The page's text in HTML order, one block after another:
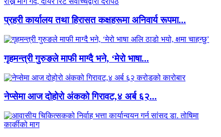
प्रहरी कार्यालय तथा हिरासत कक्षहरूमा अनिवार्य रूपमा...
गृहमन्त्री गुरुङले माफी माग्दै भने, ‘मेरो भाषा...
नेप्सेमा आज दोहोरो अंकको गिरावट,४ अर्ब ६२...